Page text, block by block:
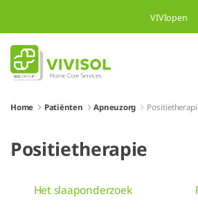
Overslaan en naar hoofdinhoud gaan
VIVIopen
Home Patiënten Apneuzorg
Positietherapie
Het slaaponderzoek